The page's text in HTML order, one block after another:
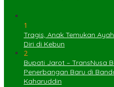
1
Tragis, Anak Temukan
Diri di Kebun
2
Bupati Jarot – TransNusa
Penerbangan Baru di
Kaharuddin